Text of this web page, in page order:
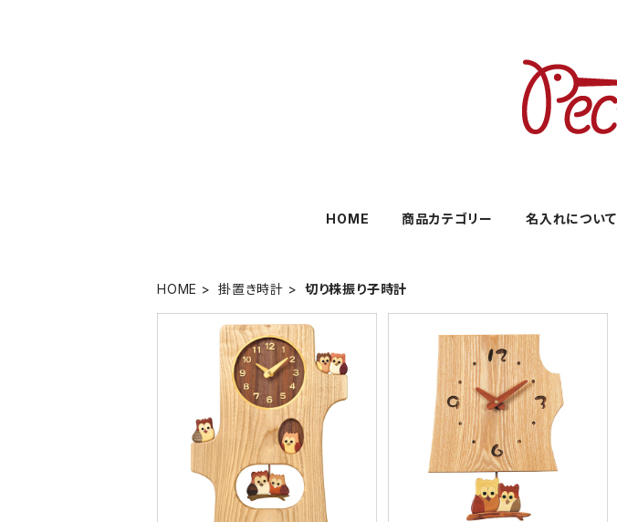
HOME 商品カテゴリー 名入れについて
HOME 掛置き時計 切り株振り子時計